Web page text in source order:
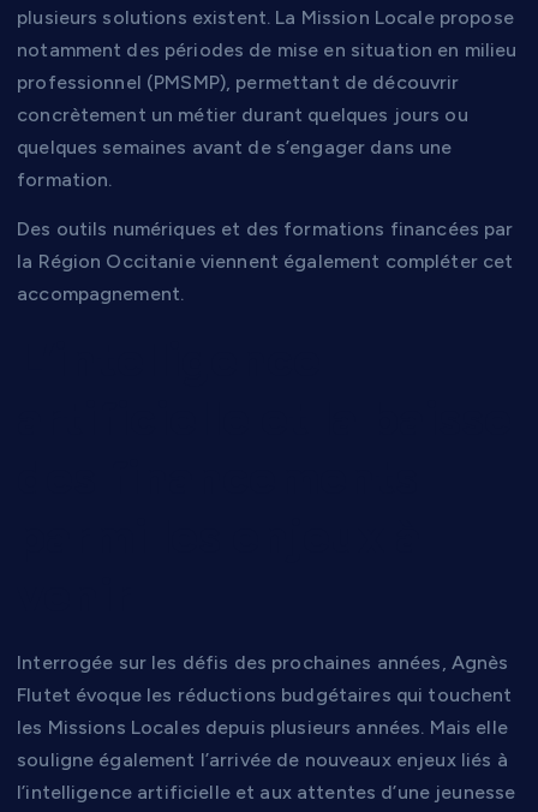
plusieurs solutions existent. La Mission Locale propose
notamment des périodes de mise en situation en milieu
professionnel (PMSMP), permettant de découvrir
concrètement un métier durant quelques jours ou
quelques semaines avant de s’engager dans une
formation.
Des outils numériques et des formations financées par
la Région Occitanie viennent également compléter cet
accompagnement.
Interrogée sur les défis des prochaines années, Agnès
Flutet évoque les réductions budgétaires qui touchent
les Missions Locales depuis plusieurs années. Mais elle
souligne également l’arrivée de nouveaux enjeux liés à
l’intelligence artificielle et aux attentes d’une jeunesse